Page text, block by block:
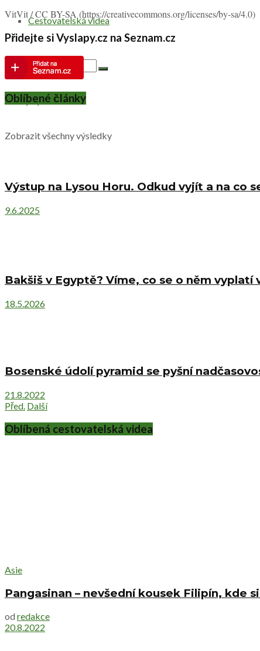
Cestovatelská videa
Žádný výsledek
Zobrazit všechny výsledky
VitVit / CC BY-SA (https://creativecommons.org/
Přidejte si Vyslapy.cz na Seznam.cz
Oblíbené články
Výstup na Lysou Horu. Odkud vyjít a na co
9.6.2025
Bakšiš v Egyptě? Víme, co se o něm
18.5.2026
Bosenské údolí pyramid se pyšní
21.8.2022
Před. Další
Oblíbená cestovatelská videa
Asie
Pangasinan – nevšední kousek Filipín, kde
od redakce
20.8.2022